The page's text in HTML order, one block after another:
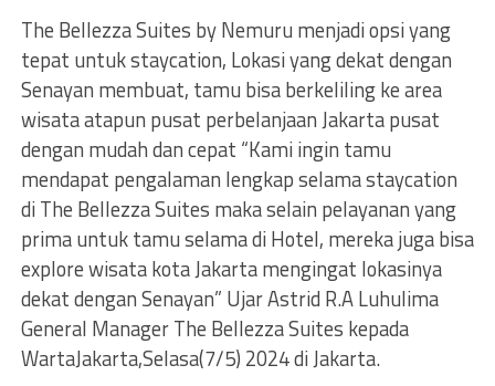
The Bellezza Suites by Nemuru menjadi opsi yang
tepat untuk staycation, Lokasi yang dekat dengan
Senayan membuat, tamu bisa berkeliling ke area
wisata atapun pusat perbelanjaan Jakarta pusat
dengan mudah dan cepat “Kami ingin tamu
mendapat pengalaman lengkap selama staycation
di The Bellezza Suites maka selain pelayanan yang
prima untuk tamu selama di Hotel, mereka juga bisa
explore wisata kota Jakarta mengingat lokasinya
dekat dengan Senayan” Ujar Astrid R.A Luhulima
General Manager The Bellezza Suites kepada
WartaJakarta,Selasa(7/5) 2024 di Jakarta.